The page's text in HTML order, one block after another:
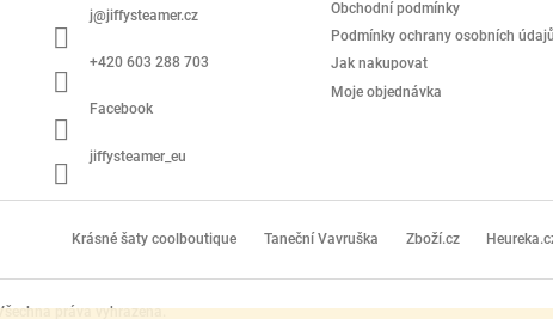
j@jiffysteamer.cz
+420 603 288 703
Facebook
jiffysteamer_eu
Obchodní podmínky
Podmínky ochrany osobních údajů
Jak nakupovat
Moje objednávka
Krásné šaty coolboutique Taneční Vavruška Zboží.cz
práva vyhrazena.